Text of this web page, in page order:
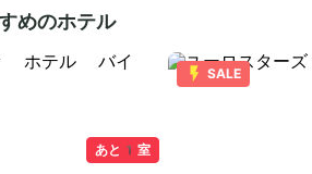
めのホテル
あと1室
SALE